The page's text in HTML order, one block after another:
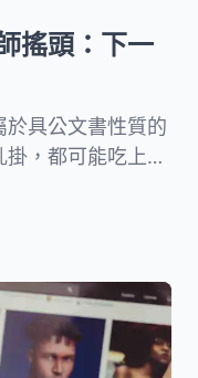
搖頭：下一
具公文書性質的
，都可能吃上刑
有期徒刑、拘